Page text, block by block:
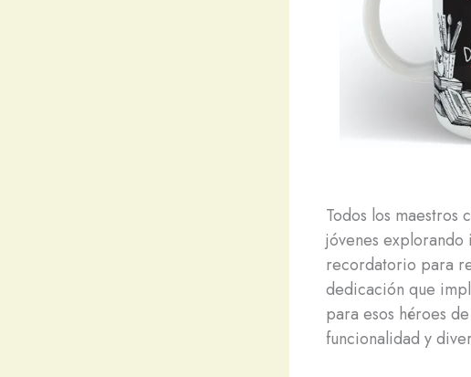
Todos los maestros
jóvenes
recordatorio para
dedicación que
para esos héroes
funcionalidad y